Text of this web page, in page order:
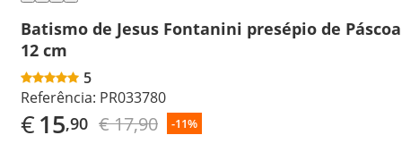
Batismo de Jesus Fontanini presépio de Páscoa
12 cm
5
Referência: PR033780
€15,90 € 17,90 -11%